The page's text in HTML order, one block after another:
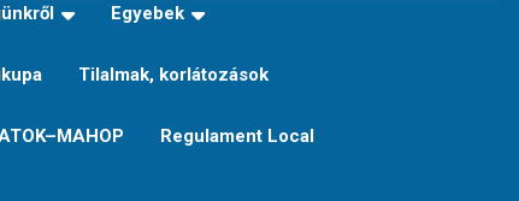
Egyebek
Tilalmak, korlátozások
Regulament Local